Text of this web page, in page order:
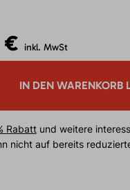
€ inkl. MwSt
IN DEN WARENKORB
Rabattund weitere
nicht auf bereits